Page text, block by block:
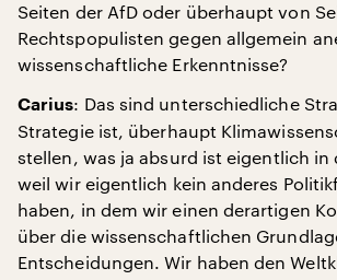
Seiten der AfD oder überhaupt von
Rechtspopulisten gegen allgemein
wissenschaftliche Erkenntnisse?
Carius: Das sind unterschiedliche
Strategie ist, überhaupt
stellen, was ja absurd ist eigentlich in
weil wir eigentlich kein anderes
haben, in dem wir einen derartigen
über die wissenschaftlichen
Entscheidungen. Wir haben den